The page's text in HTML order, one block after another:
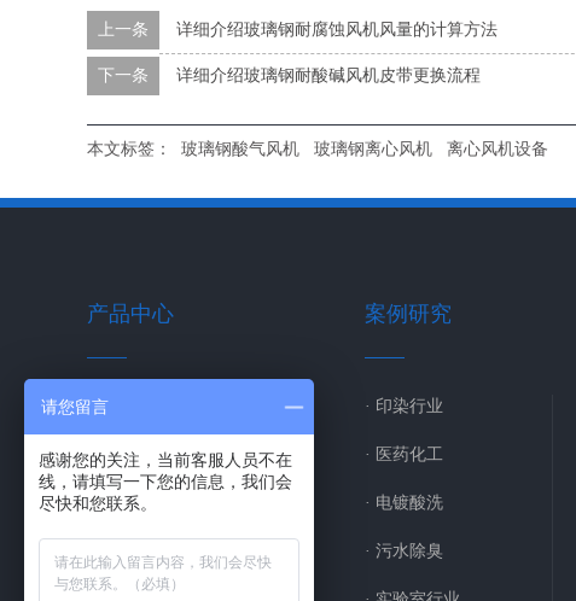
上一条 详细介绍玻璃钢耐腐蚀风机风量的计算方法
下一条 详细介绍玻璃钢耐酸碱风机皮带更换流程
本文标签： 玻璃钢酸气风机 玻璃钢离心风机 离心风机设备
产品中心
· 玻璃钢风机
· 不锈钢风机
· 离心通风机
· 塑料风机
案例研究
· 印染行业
· 医药化工
· 电镀酸洗
· 污水除臭
请您留言
感谢您的关注，当前客服人员不在
线，请填写一下您的信息，我们会
尽快和您联系。